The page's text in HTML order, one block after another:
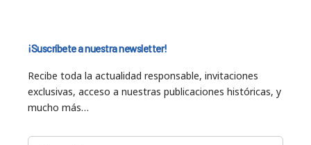
¡Suscríbete a nuestra newsletter!
Recibe toda la actualidad responsable, invitaciones
exclusivas, acceso a nuestras publicaciones históricas, y
mucho más…